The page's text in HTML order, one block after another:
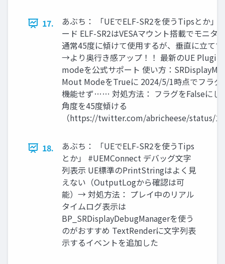
17.
あぶち： 「UEでELF-SR2を使うTipsとか」
ード ELF-SR2はVESAマウント搭載でモニタ
通常45度に傾けて使用するが、垂直に立て
→より奥行き感アップ！！ 最新のUE
modeを公式サポート 使い方：
Mout ModeをTrueに 2024/5/1時点でフラグ
機能せず…… 対処方法： フラグをFalseにし
角度を45度傾ける
（https://twitter.com/abricheese/status/
18.
あぶち： 「UEでELF-SR2を使うTips
とか」 #UEMConnect デバッグ文字
列表示 UE標準のPrintStringはよく見
えない（OutputLogから確認は可
能）→ 対処方法： プレイ中のリアル
タイムログ表示は
BP_SRDisplayDebugManagerを使う
のがおすすめ TextRenderに文字列表
示するイベントを追加した